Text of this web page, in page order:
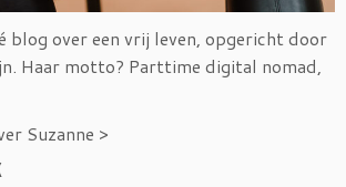
blog over een vrij leven, opgericht door
Haar motto? Parttime digital nomad,
Suzanne >